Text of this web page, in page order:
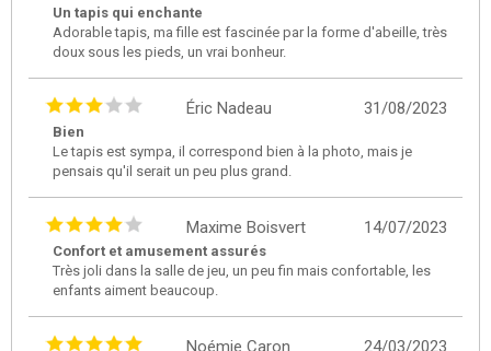
Un tapis qui enchante
Adorable tapis, ma fille est fascinée par la forme d'abeille, très
doux sous les pieds, un vrai bonheur.
31/08/2023
Éric Nadeau
Bien
Le tapis est sympa, il correspond bien à la photo, mais je
pensais qu'il serait un peu plus grand.
14/07/2023
Maxime Boisvert
Confort et amusement assurés
Très joli dans la salle de jeu, un peu fin mais confortable, les
enfants aiment beaucoup.
24/03/2023
Noémie Caron